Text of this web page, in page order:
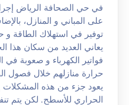
في حي الصحافة الرياض
على المباني و المنازل،
توفير في استهلاك الطاقة و
يعاني العديد من سكان هذا
فواتير الكهرباء و صعوبة
حرارة منازلهم خلال فصول
يعود جزء من هذه
الحراري للأسطح. لكن يتم